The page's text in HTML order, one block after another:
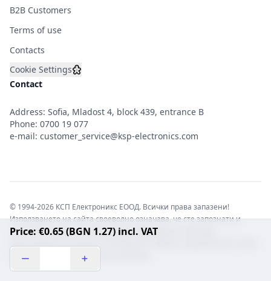
Price: €0.65 (BGN 1.27) incl. VAT
B2B Customers
Terms of use
Contacts
Cookie Settings
Contact
Address: Sofia, Mladost 4, block 439, entrance B
Phone: 0700 19 077
e-mail: customer_service@ksp-electronics.com
© 1994-2026 КСП Електроникс ЕООД. Всички права запазени!
Използването на сайта своеволно означава, че сте запознати и
съгласни с правната информация обвързваща софтуера.
отговорност с цялата сила на закона!b